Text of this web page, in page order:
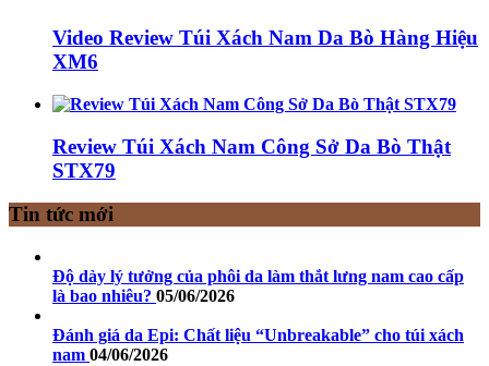
Video Review Túi Xách Nam Da Bò Hàng Hiệu
XM6
Review Túi Xách Nam Công Sở Da Bò Thật
STX79
Tin tức mới
Độ dày lý tưởng của phôi da làm thắt lưng nam cao cấp
là bao nhiêu? 05/06/2026
Đánh giá da Epi: Chất liệu “Unbreakable” cho túi xách
nam 04/06/2026